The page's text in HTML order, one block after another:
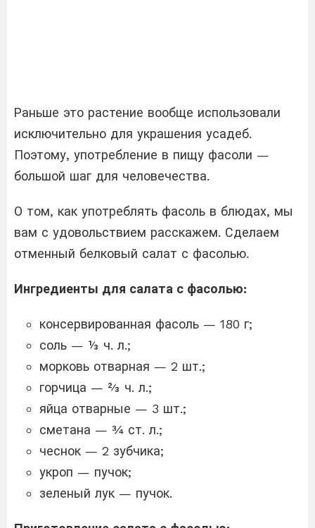
Раньше это растение вообще использовали
исключительно для украшения усадеб.
Поэтому, употребление в пищу фасоли —
большой шаг для человечества.
О том, как употреблять фасоль в блюдах, мы
вам с удовольствием расскажем. Сделаем
отменный белковый салат с фасолью.
Ингредиенты для салата с фасолью:
консервированная фасоль — 180 г;
соль — ⅓ ч. л.;
морковь отварная — 2 шт.;
горчица — ⅔ ч. л.;
яйца отварные — 3 шт.;
сметана — ¾ ст. л.;
чеснок — 2 зубчика;
укроп — пучок;
зеленый лук — пучок.